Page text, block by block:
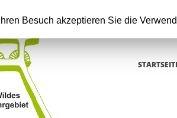
Besuch akzeptieren Sie die